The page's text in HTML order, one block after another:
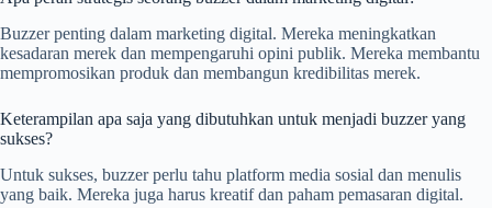
Buzzer penting dalam marketing digital. Mereka meningkatkan
kesadaran merek dan mempengaruhi opini publik. Mereka membantu
mempromosikan produk dan membangun kredibilitas merek.
Keterampilan apa saja yang dibutuhkan untuk menjadi buzzer yang
sukses?
Untuk sukses, buzzer perlu tahu platform media sosial dan menulis
yang baik. Mereka juga harus kreatif dan paham pemasaran digital.